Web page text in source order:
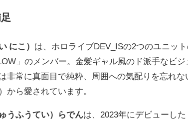
にこ） は、ホロライブDEV_ISの2つのユニッ
」のメンバー。金髪ギャル風のド派手なビ
非常に真面目で純粋、周囲への気配りを忘れな
から愛されています。
うふうてい）らでんは、2023年にデビューし